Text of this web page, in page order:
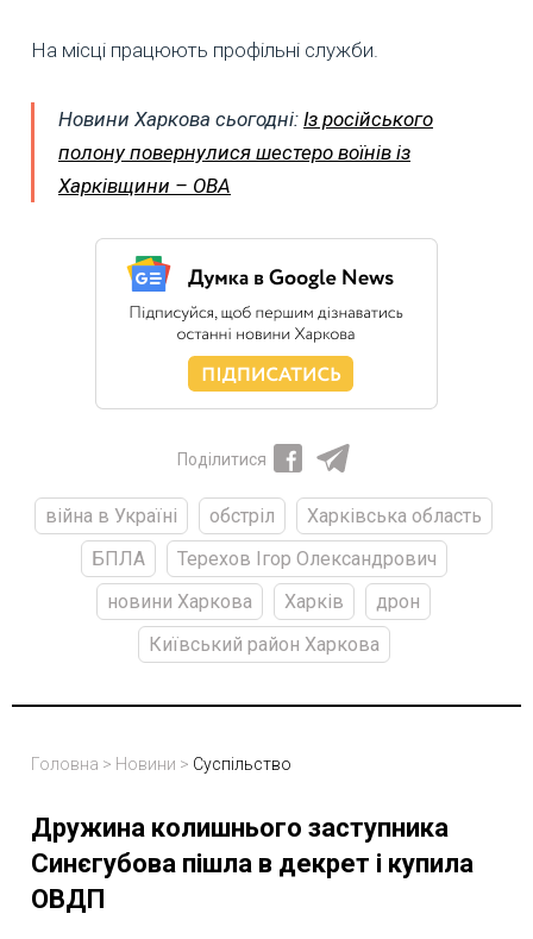
На місці працюють профільні служби.
Новини Харкова сьогодні: Із російського
полону повернулися шестеро воїнів із
Харківщини – ОВА
Поділитися
війна в Україні обстріл
Харківська область
БПЛА
Терехов Ігор Олександрович
новини Харкова
Харків
дрон
Київський район Харкова
Головна > Новини > Суспільство
Дружина колишнього заступника
Синєгубова пішла в декрет і купила
ОВДП